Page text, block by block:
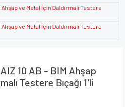
10 AB - BIM Ahşap
Testere Bıçağı 1'li